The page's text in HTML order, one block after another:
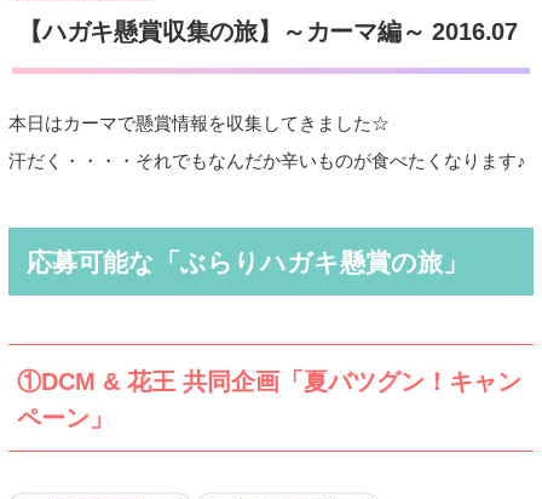
【ハガキ懸賞収集の旅】～カーマ編～ 2016.07
本日はカーマで懸賞情報を収集してきました☆
汗だく・・・・それでもなんだか辛いものが食べたくなります♪
応募可能な「ぶらりハガキ懸賞の旅」
①DCM & 花王 共同企画「夏バツグン！キャン
ペーン」